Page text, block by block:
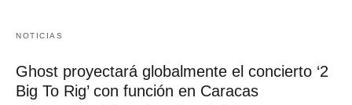
NOTICIAS
Ghost proyectará globalmente el concierto ‘2
Big To Rig’ con función en Caracas